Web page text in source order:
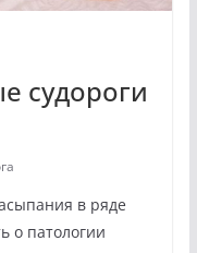
судороги
в ряде
о патологии